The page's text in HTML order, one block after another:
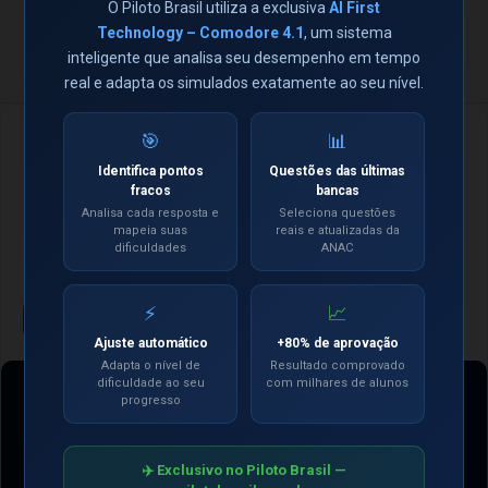
😢 Hoje ainda ninguém gabaritou nada!
Por que milhares de alunos escolhem os
Simulados ANAC do Piloto Brasil?
Desde 2008 ajudando pilotos e comissários a conquistarem a
aprovação com método, tecnologia e precisão.O Piloto Brasil
se consolidou como uma das plataformas mais tradicionais e
respeitadas do Brasil.
O Piloto Brasil utiliza a exclusiva AI First
Technology – Comodore 4.1, um sistema
inteligente que analisa seu desempenho em tempo
real e adapta os simulados exatamente ao seu nível.
🎯
Identifica pontos
fracos
Analisa cada resposta e
mapeia suas
dificuldades
📊
Questões das últimas
bancas
Seleciona questões
reais e atualizadas da
ANAC
⚡
Ajuste automático
Adapta o nível de
dificuldade ao seu
progresso
📈
+80% de aprovação
Resultado comprovado
com milhares de alunos
✈️ Exclusivo no Piloto Brasil —